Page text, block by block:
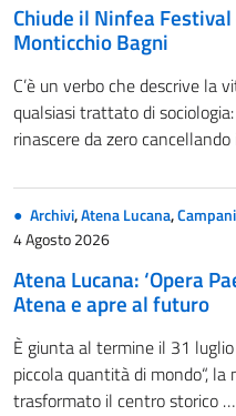
Chiude il Ninfea
Monticchio Bagni
C’è un verbo che descrive la
qualsiasi trattato di
rinascere da zero
Archivi,Atena Lucana,
4 Agosto 2026
Atena Lucana: ‘Opera
Atena e apre al futuro
È giunta al termine il 31
piccola quantità di mondo“,
trasformato il centro storico …